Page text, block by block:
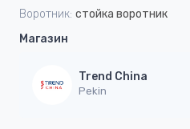
Воротник: стойка воротник
Магазин
Trend China
Pekin